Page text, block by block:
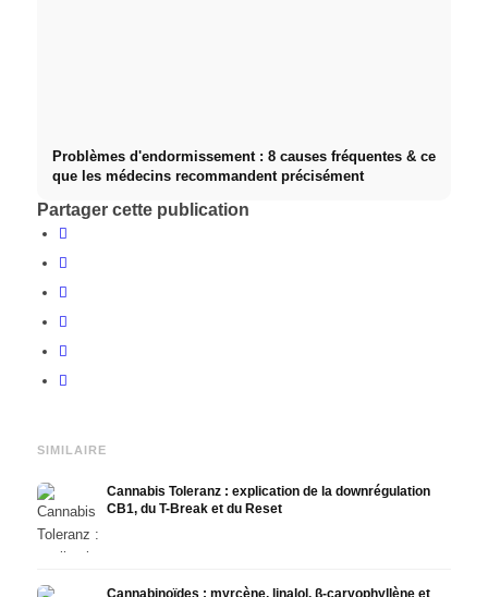
Problèmes d'endormissement : 8 causes fréquentes & ce
que les médecins recommandent précisément
Partager cette publication
SIMILAIRE
Cannabis Toleranz : explication de la downrégulation
CB1, du T-Break et du Reset
Cannabinoïdes : myrcène, linalol, β-caryophyllène et